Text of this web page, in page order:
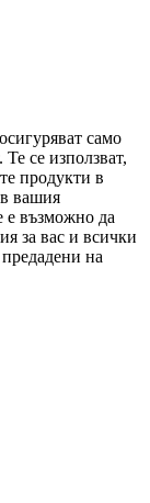
само
се използват,
продукти в
вашия
е възможно да
за вас и всички
на